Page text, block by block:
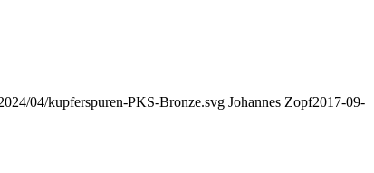
04/kupferspuren-PKS-Bronze.svg Johannes Zopf2017-09-